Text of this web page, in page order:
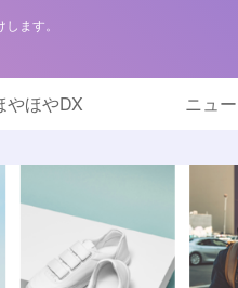
ます。
やほやDX ニュ